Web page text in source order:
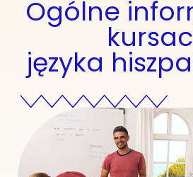
Ogólne
języka